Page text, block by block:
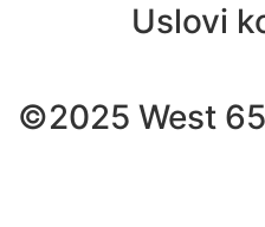
Uslovi
©2025 West